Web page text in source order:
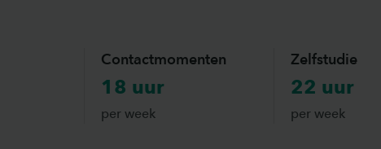
Contactmomenten
18 uur
per week
Zelfstudie
22 uur
per week